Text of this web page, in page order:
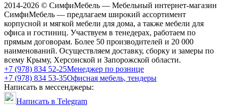
2014-2026 © СимфиМебель — Мебельный интернет-магазин
СимфиМебель — предлагаем широкий ассортимент
корпусной и мягкой мебели для дома, а также мебели для
офиса и гостиниц. Участвуем в тенедерах, работаем по
прямым договорам. Более 50 производителей и 20 000
наименований. Осуществляем доставку, сборку и замеры по
всему Крыму, Херсонской и Запорожской области.
+7 (978) 834 52-25Менеджер по рознице
+7 (978) 834 53-35Офисная мебель, тендеры
Написать в мессенджеры:
Написать в Telegram